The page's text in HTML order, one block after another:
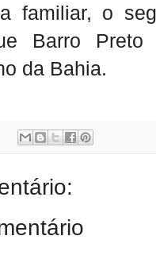
familiar, o
Barro Preto
da Bahia.